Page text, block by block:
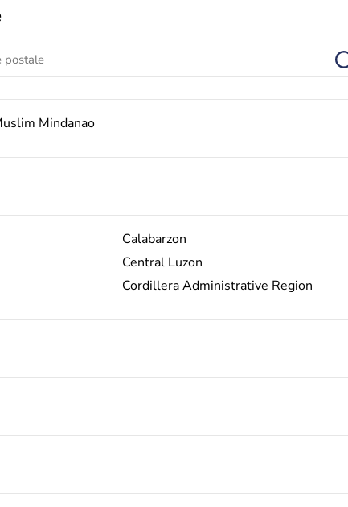
Mindanao
Calabarzon
Central Luzon
Cordillera Administrative Region